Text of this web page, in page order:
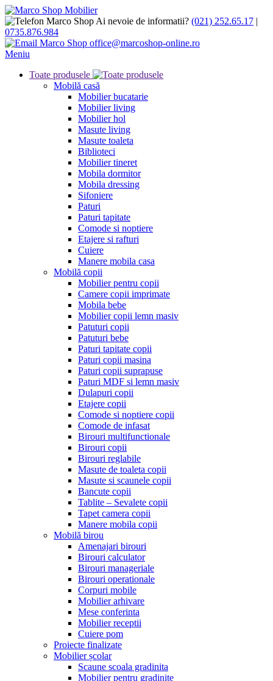
Ai nevoie de informatii? (021) 252.65.17 |
0735.876.984
office@marcoshop-online.ro
Meniu
Toate produsele
Mobilă casă
Mobilier bucatarie
Mobilier living
Mobilier hol
Masute living
Masute toaleta
Biblioteci
Mobilier tineret
Mobila dormitor
Mobila dressing
Sifoniere
Paturi
Paturi tapitate
Comode si noptiere
Etajere si rafturi
Cuiere
Manere mobila casa
Mobilă copii
Mobilier pentru copii
Camere copii imprimate
Mobila bebe
Mobilier copii lemn masiv
Patuturi copii
Patuturi bebe
Paturi tapitate copii
Paturi copii masina
Paturi copii suprapuse
Paturi MDF si lemn masiv
Dulapuri copii
Etajere copii
Comode si noptiere copii
Comode de infasat
Birouri multifunctionale
Birouri copii
Birouri reglabile
Masute de toaleta copii
Masute si scaunele copii
Bancute copii
Tablite – Sevalete copii
Tapet camera copii
Manere mobila copii
Mobilă birou
Amenajari birouri
Birouri calculator
Birouri manageriale
Birouri operationale
Corpuri mobile
Mobilier arhivare
Mese conferinta
Mobilier receptii
Cuiere pom
Proiecte finalizate
Mobilier școlar
Scaune scoala gradinita
Mobilier pentru gradinite